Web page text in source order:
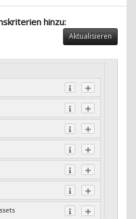
hinzu:
Aktualisieren